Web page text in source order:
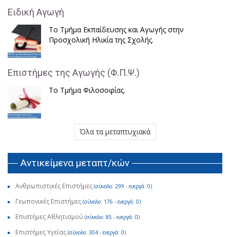
Ειδική Αγωγή
Το Τμήμα Εκπαίδευσης και Αγωγής στην
Προσχολική Ηλικία της Σχολής.
Επιστήμες της Αγωγής (Φ.Π.Ψ.)
Το Τμήμα Φιλοσοφίας.
Όλα τα μεταπτυχιακά
Αντικείμενα μεταπτ/κών
Ανθρωπιστικές Επιστήμες (σύνολο: 299 - ενεργά: 0)
Γεωπονικές Επιστήμες (σύνολο: 176 - ενεργά: 0)
Επιστήμες Αθλητισμού (σύνολο: 85 - ενεργά: 0)
Επιστήμες Υγείας (σύνολο: 304 - ενεργά: 0)